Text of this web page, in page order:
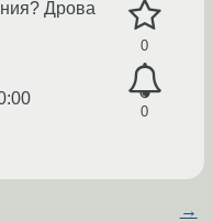
0
0
Дрова
→